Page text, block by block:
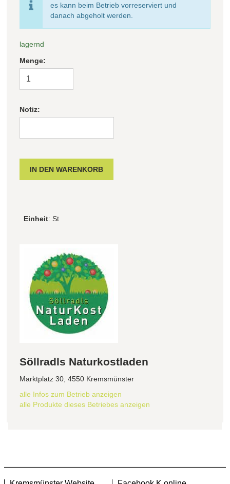
es kann beim Betrieb vorreserviert und
danach abgeholt werden.
lagernd
Menge:
Notiz:
Einheit: St
Söllradls Naturkostladen
Marktplatz 30, 4550 Kremsmünster
alle Infos zum Betrieb anzeigen
alle Produkte dieses Betriebes anzeigen